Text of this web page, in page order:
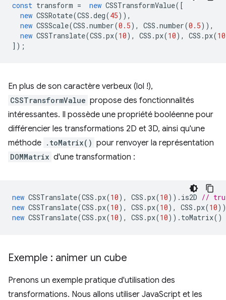
const transform = new CSSTransformValue([
new CSSRotate(CSS .deg(45)),
new CSSScale(CSS .number(0.5), CSS .number(0.5)),
new CSSTranslate(CSS .px(10), CSS .px(10), CSS .px(10
]);
En plus de son caractère verbeux (lol !),
CSSTransformValue propose des fonctionnalités
intéressantes. Il possède une propriété booléenne pour
différencier les transformations 2D et 3D, ainsi qu'une
méthode .toMatrix() pour renvoyer la représentation
DOMMatrix d'une transformation :
new CSSTranslate(CSS .px(10), CSS .px(10)). is2D //
new CSSTranslate(CSS .px(10), CSS .px(10), CSS .px(10
new CSSTranslate(CSS .px(10), CSS .px(10)). toMatrix()
Exemple : animer un cube
Prenons un exemple pratique d'utilisation des
transformations. Nous allons utiliser JavaScript et les